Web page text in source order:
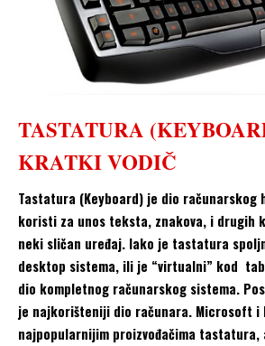
TASTATURA
KRATKI VODIČ
Tastatura (Keyboard) je dio računarskog
koristi za unos teksta, znakova, i drugih
neki sličan uređaj. Iako je tastatura
desktop sistema, ili je “virtualni” kod
dio kompletnog računarskog sistema.
je najkorišteniji dio računara. Microsoft i
najpopularnijim proizvođačima tastatura,